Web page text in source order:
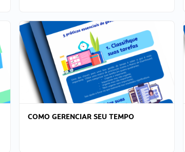
COMO GERENCIAR SEU TEMPO